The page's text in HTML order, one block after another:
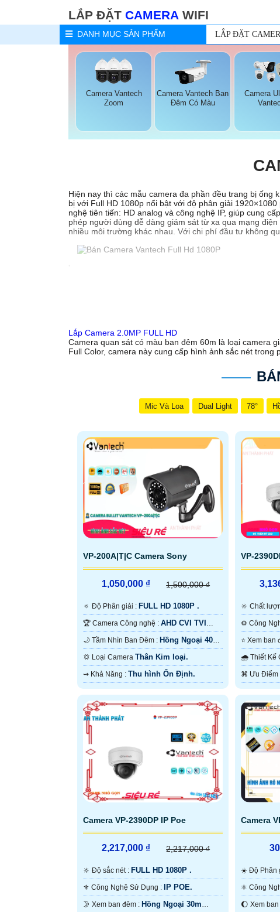
LẮP ĐẶT CAMERA WIFI
DANH MỤC SẢN PHẨM LẮP ĐẶT
Camera Vantech
Zoom
Camera Vantech Ban
Đêm Có Màu
Camera
Hiện nay thì các mẫu camera đa phần đều trang bị
bị với Full HD 1080p nổi bật với độ phân giải
nghệ tiên tiến: HD analog và công nghệ IP, giúp cung
phép người dùng dễ dàng giám sát từ xa qua mạng
nhiều môi trường khác nhau. Với chi phí đầu tư không
'
Lắp Camera 2.0MP FULL HD
Camera quan sát có màu ban đêm 60m là loại camera
Full Color, camera này cung cấp hình ảnh sắc nét
Mic Và Loa Dual Light 78°
VP-200A|T|C Camera Sony
1,050,000 ₫ 1,500,000 ₫
🔅 Độ Phân giải : FULL HD 1080P .
🏆 Camera Công nghệ : AHD CVI TVI
BCS.
🌙 Tầm Nhìn Ban Đêm : Hồng Ngoại 40m
Hồng Ngoại Smart IR.
💢 Loại Camera Thân Kim loại.
️⇝ Khả Năng : Thu hình Ổn Định.
VP-
🔆 Chất
Ngoại
🌧️ Thiết
Camera VP-2390DP IP Poe
2,217,000 ₫ 2,217,000 ₫
🔆 Độ sắc nét : FULL HD 1080P .
⚜️ Công Nghệ Sử Dụng : IP POE.
🌛 Xem ban đêm : Hồng Ngoại 30m
Camera
☀️ Độ Phân